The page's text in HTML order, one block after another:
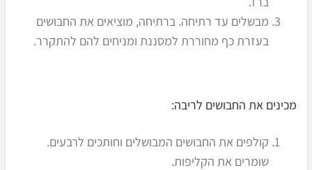
מבשלים עד רתיחה. ברתיחה, מוציאים את החבושים
בעזרת כף מחוררת למסננת ומניחים להם להתקרר.
מכינים את החבושים לריבה:
קולפים את החבושים המבושלים וחותכים לרבעים.
שומרים את הקליפות.